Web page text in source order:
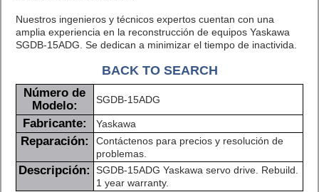
Nuestros ingenieros y técnicos expertos cuentan con una
amplia experiencia en la reconstrucción de equipos Yaskawa
SGDB-15ADG. Se dedican a minimizar el tiempo de inactivida.
BACK TO SEARCH
Número de
Modelo:
SGDB-15ADG
Fabricante: Yaskawa
Reparación:
Contáctenos para precios y resolución de
problemas.
Descripción:
SGDB-15ADG Yaskawa servo drive. Rebuild.
1 year warranty.